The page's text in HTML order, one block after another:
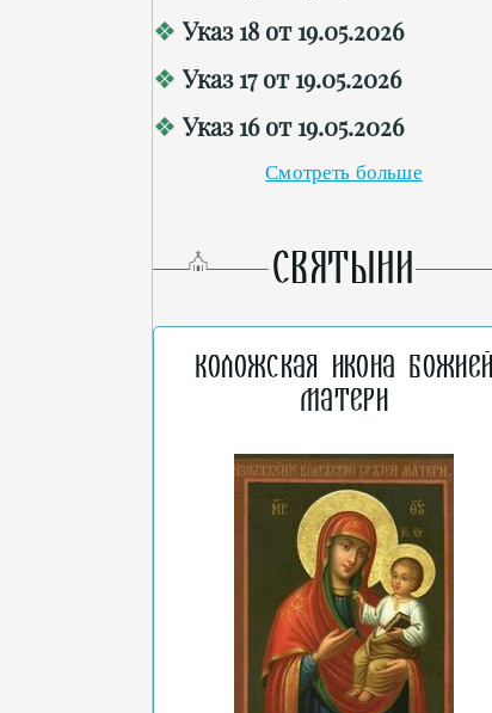
Указ 18 от 19.05.2026
Указ 17 от 19.05.2026
Указ 16 от 19.05.2026
Смотреть больше
СВЯТЫНИ
Коложская икона
Матери